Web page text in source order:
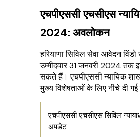
एचपीएससी एचसीएस
2024: अवलोकन
हरियाणा सिविल सेवा आवेदन
उम्मीदवार 31 जनवरी 2024
सकते हैं। एचपीएससी न्यायिक
मुख्य विशेषताओं के लिए नीचे दी
एचपीएससी एचसीएस सिविल
अपडेट